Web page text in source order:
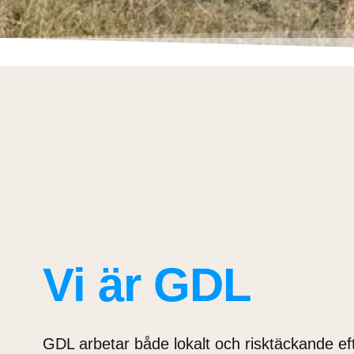
Vi är GDL
GDL arbetar både lokalt och risktäckande